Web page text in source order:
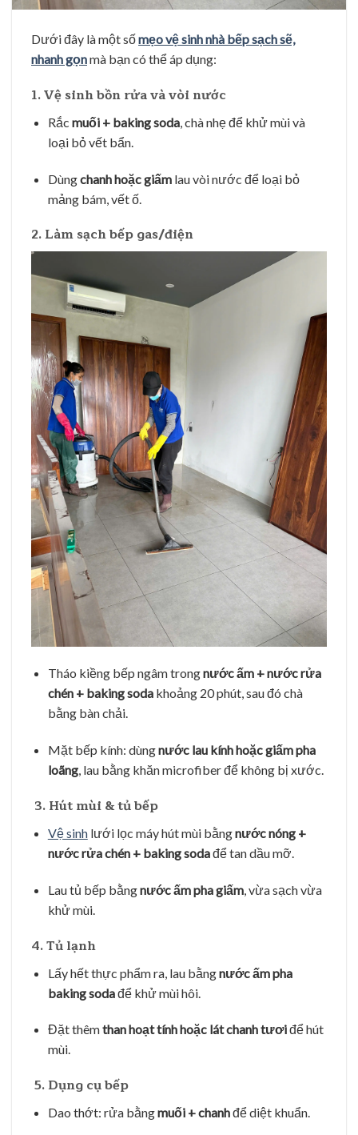
Dưới đây là một sốmẹo vệ sinh nhà bếp sạch sẽ,
nhanh gọnmà bạn có thể áp dụng:
1. Vệ sinh bồn rửa và vòi nước
Rắc muối + baking soda, chà nhẹ để khử mùi và
loại bỏ vết bẩn.
Dùngchanh hoặc giấmlau vòi nước để loại bỏ
mảng bám, vết ố.
2. Làm sạch bếp gas/điện
Tháo kiềng bếp ngâm trongnước ấm + nước rửa
chén + baking sodakhoảng 20 phút, sau đó chà
bằng bàn chải.
Mặt bếp kính: dùngnước lau kính hoặc giấm pha
loãng, lau bằng khăn microfiber để không bị xước.
️ 3. Hút mùi & tủ bếp
Vệ sinhlưới lọc máy hút mùi bằngnước nóng +
nước rửa chén + baking sodađể tan dầu mỡ.
Lau tủ bếp bằngnước ấm pha giấm, vừa sạch vừa
khử mùi.
4. Tủ lạnh
Lấy hết thực phẩm ra, lau bằngnước ấm pha
baking sodađể khử mùi hôi.
Đặt thêmthan hoạt tính hoặc lát chanh tươiđể hút
mùi.
️ 5. Dụng cụ bếp
Dao thớt: rửa bằngmuối + chanhđể diệt khuẩn.